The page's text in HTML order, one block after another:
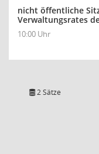
nicht öffentliche
Verwaltungsrates
10:00 Uhr
2 Sätze